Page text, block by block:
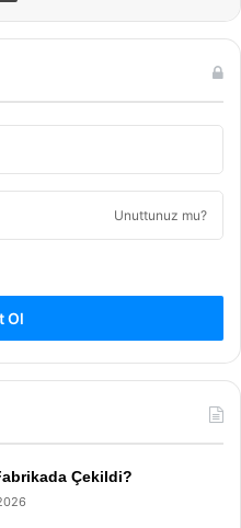
Unuttunuz mu?
Ol
Çekildi?